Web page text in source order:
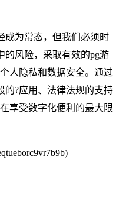
成为常态，但我们必须时
的风险，采取有效的pg游
人隐私和数据安全。通过
的?应用、法律法规的支持
享受数字化便利的最大限